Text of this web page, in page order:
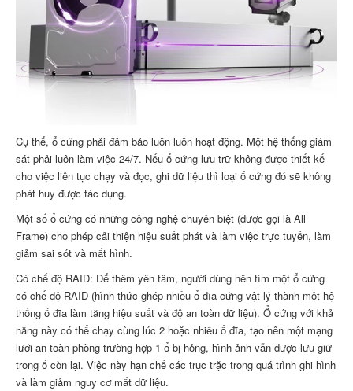
Cụ thể, ổ cứng phải đảm bảo luôn luôn hoạt động. Một hệ thống giám
sát phải luôn làm việc 24/7. Nếu ổ cứng lưu trữ không được thiết kế
cho việc liên tục chạy và đọc, ghi dữ liệu thì loại ổ cứng đó sẽ không
phát huy được tác dụng.
Một số ổ cứng có những công nghệ chuyên biệt (được gọi là All
Frame) cho phép cải thiện hiệu suất phát và làm việc trực tuyến, làm
giảm sai sót và mất hình.
Có chế độ RAID: Để thêm yên tâm, người dùng nên tìm một ổ cứng
có chế độ RAID (hình thức ghép nhiều ổ đĩa cứng vật lý thành một hệ
thống ổ đĩa làm tăng hiệu suất và độ an toàn dữ liệu). Ổ cứng với khả
năng này có thể chạy cùng lúc 2 hoặc nhiều ổ đĩa, tạo nên một mạng
lưới an toàn phòng trường hợp 1 ổ bị hỏng, hình ảnh vẫn được lưu giữ
trong ổ còn lại. Việc này hạn chế các trục trặc trong quá trình ghi hình
và làm giảm nguy cơ mất dữ liệu.